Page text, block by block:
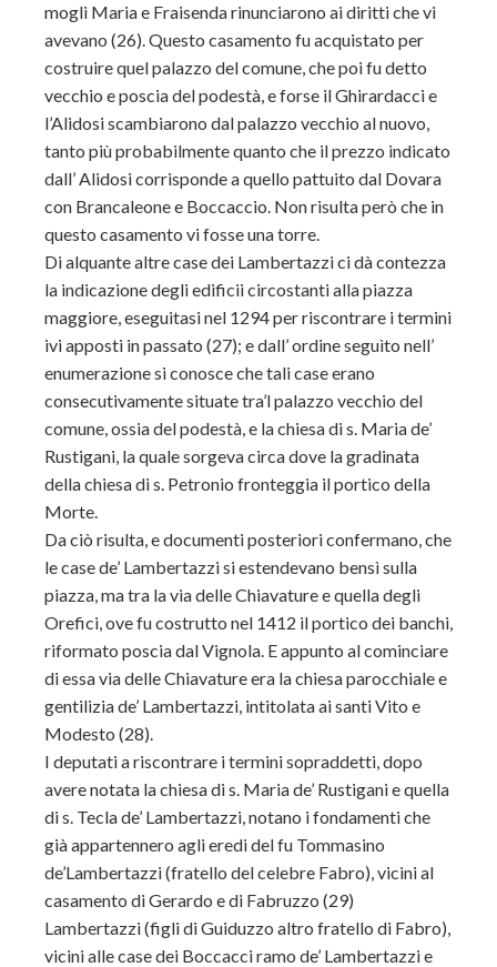
mogli Maria e Fraisenda rinunciarono ai diritti che vi
avevano (26). Questo casamento fu acquistato per
costruire quel palazzo del comune, che poi fu detto
vecchio e poscia del podestà, e forse il Ghirardacci e
l’Alidosi scambiarono dal palazzo vecchio al nuovo,
tanto più probabilmente quanto che il prezzo indicato
dall’ Alidosi corrisponde a quello pattuito dal Dovara
con Brancaleone e Boccaccio. Non risulta però che in
questo casamento vi fosse una torre.
Di alquante altre case dei Lambertazzi ci dà contezza
la indicazione degli edificii circostanti alla piazza
maggiore, eseguitasi nel 1294 per riscontrare i termini
ivi apposti in passato (27); e dall’ ordine seguìto nell’
enumerazione si conosce che tali case erano
consecutivamente situate tra’l palazzo vecchio del
comune, ossia del podestà, e la chiesa di s. Maria de’
Rustigani, la quale sorgeva circa dove la gradinata
della chiesa di s. Petronio fronteggia il portico della
Morte.
Da ciò risulta, e documenti posteriori confermano, che
le case de’ Lambertazzi si estendevano bensì sulla
piazza, ma tra la via delle Chiavature e quella degli
Orefici, ove fu costrutto nel 1412 il portico dei banchi,
riformato poscia dal Vignola. E appunto al cominciare
di essa via delle Chiavature era la chiesa parocchiale e
gentilizia de’ Lambertazzi, intitolata ai santi Vito e
Modesto (28).
I deputati a riscontrare i termini sopraddetti, dopo
avere notata la chiesa di s. Maria de’ Rustigani e quella
di s. Tecla de’ Lambertazzi, notano i fondamenti che
già appartennero agli eredi del fu Tommasino
de’Lambertazzi (fratello del celebre Fabro), vicini al
casamento di Gerardo e di Fabruzzo (29)
Lambertazzi (figli di Guiduzzo altro fratello di Fabro),
vicini alle case dei Boccacci ramo de’ Lambertazzi e